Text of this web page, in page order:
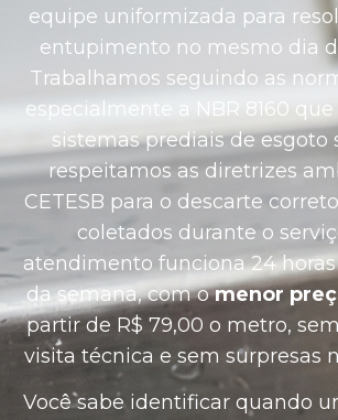
equipe uniformizada para
entupimento no mesmo dia
Trabalhamos seguindo as
especialmente a NBR 8160
sistemas prediais de esgoto
respeitamos as diretrizes
CETESB para o descarte
coletados durante o
atendimento funciona 24 horas
da semana, com omenor
partir de R$ 79,00 o metro,
visita técnica e sem surpresas
Você sabe identificar quando